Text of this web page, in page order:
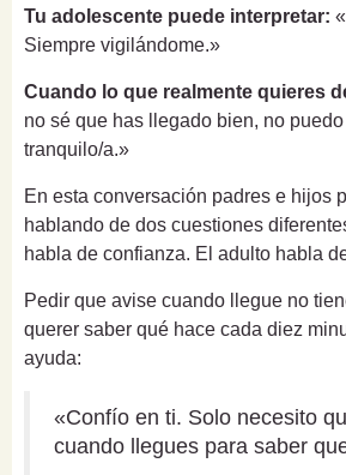
Tu adolescente puede interpretar:
Siempre vigilándome.»
Cuando lo que realmente quieres
no sé que has llegado bien, no
tranquilo/a.»
En esta conversación padres e hijos
hablando de dos cuestiones
habla de confianza. El adulto habla
Pedir que avise cuando llegue no
querer saber qué hace cada diez
ayuda:
«Confío en ti. Solo necesito
cuando llegues para saber